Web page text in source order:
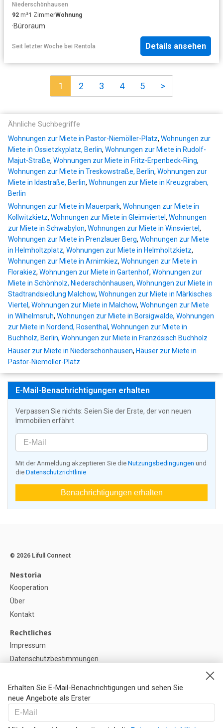
Niederschönhausen
92 m²1 ZimmerWohnung
·Büroraum
Seit letzter Woche bei Rentola Details ansehen
1 2 3 4 5 >
Ähnliche Suchbegriffe
Wohnungen zur Miete in Pastor-Niemöller-Platz, Wohnungen zur
Miete in Ossietzkyplatz, Berlin, Wohnungen zur Miete in Rudolf-
Majut-Straße, Wohnungen zur Miete in Fritz-Erpenbeck-Ring,
Wohnungen zur Miete in Treskowstraße, Berlin, Wohnungen zur
Miete in Idastraße, Berlin, Wohnungen zur Miete in Kreuzgraben,
Berlin
Wohnungen zur Miete in Mauerpark, Wohnungen zur Miete in
Kollwitzkietz, Wohnungen zur Miete in Gleimviertel , Wohnungen
zur Miete in Schwabylon, Wohnungen zur Miete in Winsviertel ,
Wohnungen zur Miete in Prenzlauer Berg, Wohnungen zur Miete
in Helmholtzplatz, Wohnungen zur Miete in Helmholtzkietz,
Wohnungen zur Miete in Arnimkiez, Wohnungen zur Miete in
Florakiez, Wohnungen zur Miete in Gartenhof, Wohnungen zur
Miete in Schönholz, Niederschönhausen, Wohnungen zur Miete in
Stadtrandsiedlung Malchow, Wohnungen zur Miete in Märkisches
Viertel , Wohnungen zur Miete in Malchow, Wohnungen zur Miete
in Wilhelmsruh, Wohnungen zur Miete in Borsigwalde, Wohnungen
zur Miete in Nordend, Rosenthal, Wohnungen zur Miete in
Buchholz, Berlin, Wohnungen zur Miete in Französisch Buchholz
Häuser zur Miete in Niederschönhausen, Häuser zur Miete in
Pastor-Niemöller-Platz
E-Mail-Benachrichtigungen erhalten
Verpassen Sie nichts: Seien Sie der Erste, der von neuen
Immobilien erfährt
Mit der Anmeldung akzeptieren Sie die Nutzungsbedingungen und
die Datenschutzrichtlinie
Benachrichtigungen erhalten
Erhalten Sie E-Mail-Benachrichtigungen und sehen Sie
neue Angebote als Erster
© 2026 Lifull Connect
Nestoria
Kooperation
Über
Kontakt
Rechtliches
Impressum
Datenschutzbestimmungen
Cookie-Einstellunge
Hilfe
FAQ